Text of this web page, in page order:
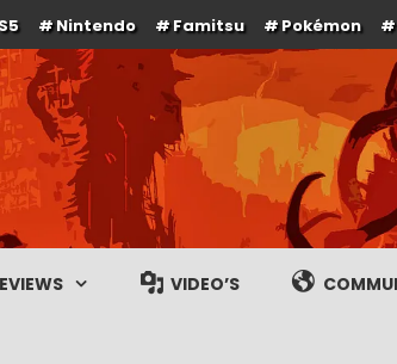
Nintendo Famitsu Pokémon
en gameplay streams
VIDEO’S